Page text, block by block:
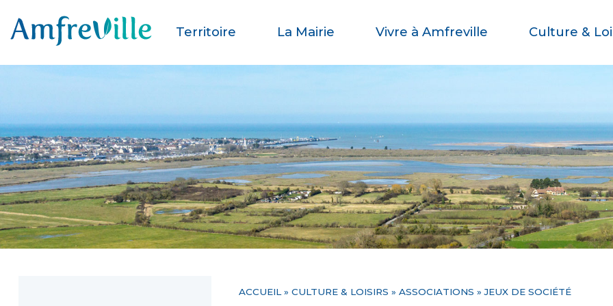
Territoire La Mairie Vivre à Amfreville Culture &
ACCUEIL »CULTURE & LOISIRS »ASSOCIATIONS » JEUX DE SOCIÉTÉ